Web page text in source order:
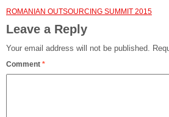
ROMANIAN OUTSOURCING SUMMIT 2015
Leave a Reply
Your email address will not be published.
Comment *